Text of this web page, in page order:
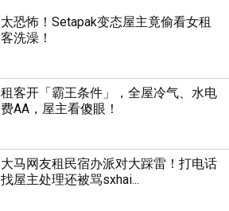
太恐怖！Setapak变态屋主竟偷看女租
客洗澡！
租客开「霸王条件」，全屋冷气、水电
费AA，屋主看傻眼！
大马网友租民宿办派对大踩雷！打电话
找屋主处理还被骂sxhai...